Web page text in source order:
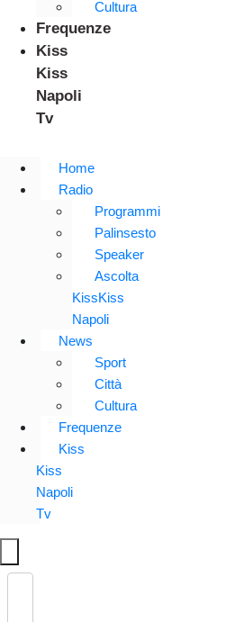
Cultura
Frequenze
Kiss
Kiss
Napoli
Tv
Home
Radio
Programmi
Palinsesto
Speaker
Ascolta
KissKiss
Napoli
News
Sport
Città
Cultura
Frequenze
Kiss
Kiss
Napoli
Tv